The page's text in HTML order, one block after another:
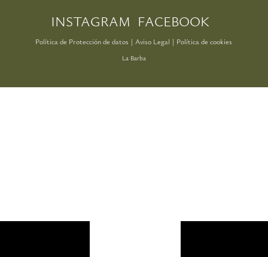
INSTAGRAM FACEBOOK
Política de Protección de datos |Aviso Legal Política de cookies
La Barba